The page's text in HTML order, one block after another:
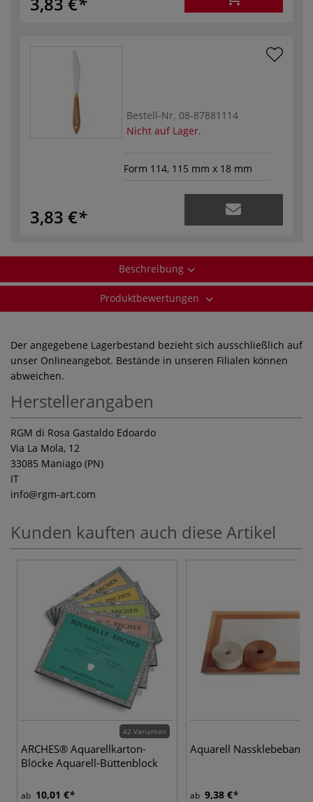
Bestell-Nr. 08-87881114
Nicht auf Lager.
Form 114, 115 mm x 18 mm
3,83 €
Beschreibung
Produktbewertungen
Der angegebene Lagerbestand bezieht sich ausschließlich auf
unser Onlineangebot. Bestände in unseren Filialen können
abweichen.
Herstellerangaben
RGM di Rosa Gastaldo Edoardo
Via La Mola, 12
33085 Maniago (PN)
IT
info@rgm-art.com
Kunden kauften auch diese Artikel
42 Varianten
ARCHES® Aquarellkarton-
Blöcke Aquarell-Büttenblock
ab 10,01 €
Aquarell Nassklebeband
ab 9,38 €